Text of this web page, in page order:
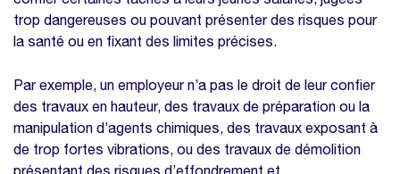
trop dangereuses ou pouvant présenter des risques pour
la santé ou en fixant des limites précises.
Par exemple, un employeur n’a pas le droit de leur confier
des travaux en hauteur, des travaux de préparation ou la
manipulation d’agents chimiques, des travaux exposant à
de trop fortes vibrations, ou des travaux de démolition
présentant des risques d’effondrement et